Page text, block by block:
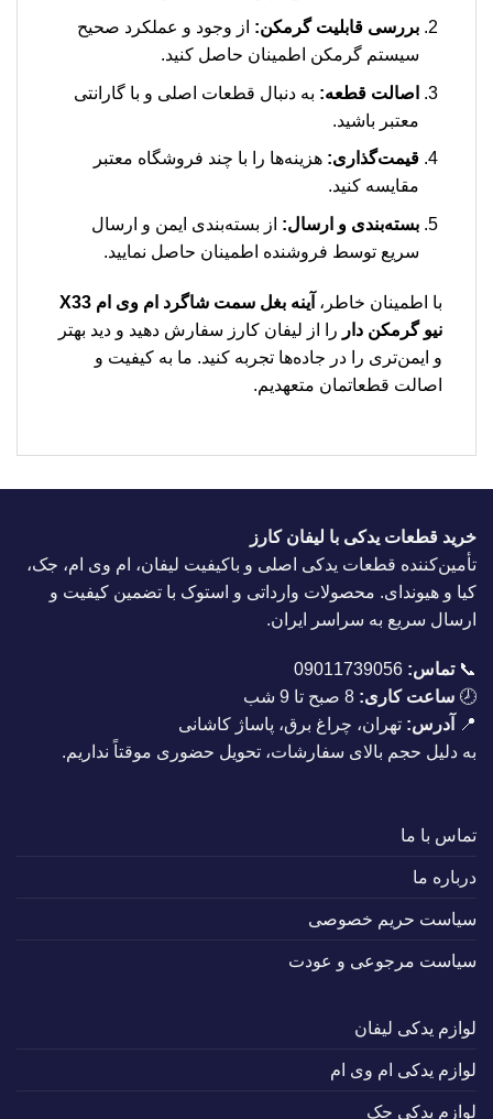
بررسی قابلیت گرمکن: از وجود و عملکرد صحیح
سیستم گرمکن اطمینان حاصل کنید.
اصالت قطعه: به دنبال قطعات اصلی و با گارانتی
معتبر باشید.
قیمت‌گذاری: هزینه‌ها را با چند فروشگاه معتبر
مقایسه کنید.
بسته‌بندی و ارسال: از بسته‌بندی ایمن و ارسال
سریع توسط فروشنده اطمینان حاصل نمایید.
با اطمینان خاطر،
آینه بغل سمت شاگرد ام وی ام X33
نیو گرمکن دار را از لیفان کارز سفارش دهید و دید بهتر
و ایمن‌تری را در جاده‌ها تجربه کنید. ما به کیفیت و
اصالت قطعاتمان متعهدیم.
خرید قطعات یدکی با لیفان کارز
تأمین‌کننده قطعات یدکی اصلی و باکیفیت لیفان، ام وی ام، جک،
کیا و هیوندای. محصولات وارداتی و استوک با تضمین کیفیت و
ارسال سریع به سراسر ایران.
📞تماس: 09011739056
🕗 ساعت کاری:
📍
آدرس: تهران، چراغ برق، پاساژ کاشانی
به دلیل حجم بالای سفارشات، تحویل حضوری موقتاً نداریم.
تماس با ما
درباره ما
سیاست حریم خصوصی
سیاست مرجوعی و عودت
لوازم یدکی لیفان
لوازم یدکی ام وی ام
لوازم یدکی جک